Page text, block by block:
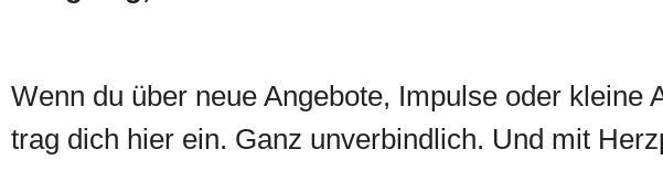
.
Wenn du über neue Angebote, Impulse oder
trag dich hier ein. Ganz unverbindlich. Und mit